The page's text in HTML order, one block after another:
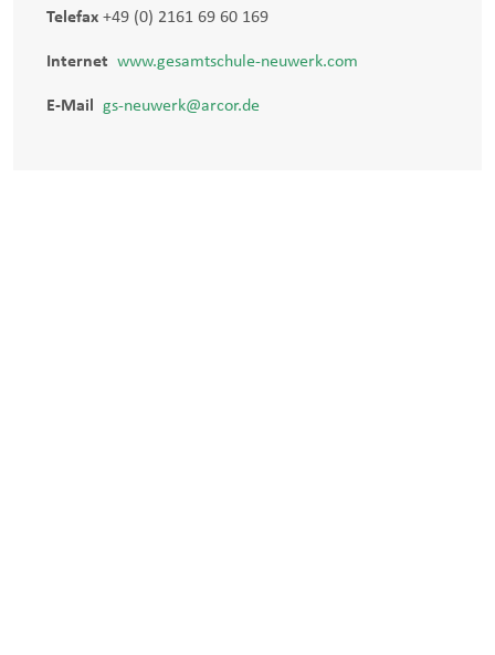
Telefax +49 (0) 2161 69 60 169
Internet www.gesamtschule-neuwerk.com
E-Mail gs-neuwerk@arcor.de